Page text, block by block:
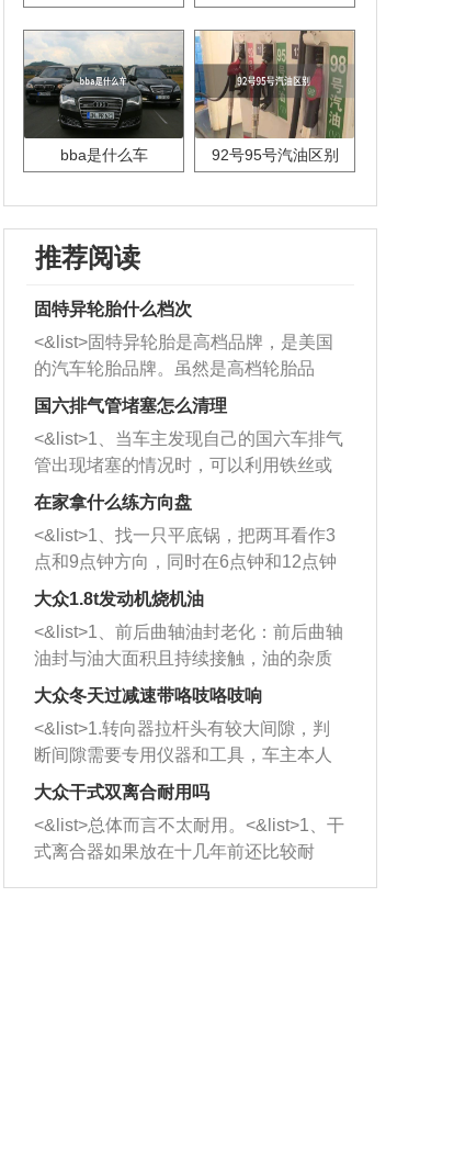
bba是什么车 92号95号汽油区别
推荐阅读
固特异轮胎什么档次
<&list>固特异轮胎是高档品牌，是美国
的汽车轮胎品牌。虽然是高档轮胎品
牌，但是中高低端的轮胎都有生产，这
也是为了更好的开拓市场。
国六排气管堵塞怎么清理
<&list>1、当车主发现自己的国六车排气
管出现堵塞的情况时，可以利用铁丝或
者是细棍，直接将杂物给取出来，如果
堵塞情况比较严重，也可以采取应急措
施。 <&list>2、直接利用木棍将所有的
杂物推到排气管里面的位置处，然后将
三元催化器拆解开，就可以将堵塞的东
西取出来。但如果是因为积碳过多引起
的堵塞，就需要将三元催化器泡在草酸
洗剂对堵塞的情况得到解决，将清洗剂
放在燃油箱中，与燃油混合后，车辆启
动时，就可以和汽油一起进入到燃烧
室，最后形成废气排出，就可以让三元
催化器得到清洗，排气管堵塞的情况就
能够得到解决。
在家拿什么练方向盘
<&list>1、找一只平底锅，把两耳看作3
点和9点钟方向，同时在6点钟和12点钟
方向做一个标记。 <&list>2、双手握住
一圈半的练习，往右同样也要打相同的
圈数。 <&list>3、最后强调要反复练
习，这样就可以形成肌肉记忆，在真实
驾驶车辆时，不需要记忆也能打好方
向。
大众1.8t发动机烧机油
<&list>1、前后曲轴油封老化：前后曲轴
油封与油大面积且持续接触，油的杂质
和发动机内持续温度变化使其密封效果
逐渐减弱，导致渗油或漏油。<&list>2、
活塞间隙过大：积碳会使活塞环与缸体
的间隙扩大，导致机油流入燃烧室中，
造成烧机油。<&list>3、机油粘度。使用
机油粘度过小的话，同样会有烧机油现
象，机油粘度过小具有很好的流动性，
大众冬天过减速带咯吱咯吱响
<&list>1.转向器拉杆头有较大间隙，判
断间隙需要专用仪器和工具，车主本人
无法制作，需要将车辆送到修理厂或4s
店；<&list>2.车辆半轴套管防尘罩破
裂，破裂后会出现漏油现象，使半轴磨
损严重，磨损的半轴容易损坏，产生异
响；<&list>3.稳定器的转向胶套和球头
大众干式双离合耐用吗
<&list>总体而言不太耐用。<&list>1、干
式离合器如果放在十几年前还比较耐